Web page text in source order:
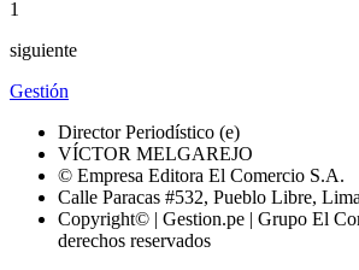
1
siguiente
Gestión
Director Periodístico (e)
VÍCTOR MELGAREJO
© Empresa Editora El Comercio S.A.
Calle Paracas #532, Pueblo Libre,
Copyright© | Gestion.pe | Grupo El
derechos reservados